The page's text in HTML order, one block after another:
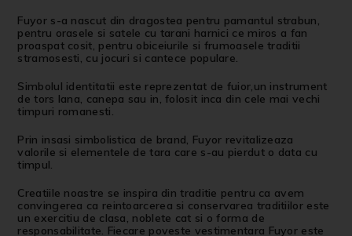
Fuyor s-a nascut din dragostea pentru pamantul strabun,
pentru orasele si satele cu tarani harnici ce miros a fan
proaspat cosit, pentru obiceiurile si frumoasele traditii
stramosesti, cu jocuri si cantece populare.
Simbolul identitatii este reprezentat de fuior,un instrument
de tors lana, canepa sau in, folosit inca din cele mai vechi
timpuri romanesti.
Prin insasi simbolistica de brand, Fuyor revitalizeaza
valorile si elementele de tara care s-au pierdut o data cu
timpul.
Creatiile noastre se inspira din traditie pentru ca avem
convingerea ca reintoarcerea si conservarea traditiilor este
un exercitiu de clasa, noblete cat si o forma de
responsabilitate. Fiecare poveste vestimentara Fuyor este